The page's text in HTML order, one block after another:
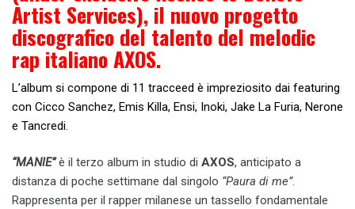
Artist Services), il nuovo progetto
discografico del talento del melodic
rap italiano AXOS.
L’album si compone di 11 tracceed è impreziosito dai featuring
con Cicco Sanchez, Emis Killa, Ensi, Inoki, Jake La Furia, Nerone
e Tancredi.
“MANIE”è il terzo album in studio di AXOS, anticipato a
distanza di poche settimane dal singolo “Paura di me”.
Rappresenta per il rapper milanese un tassello fondamentale